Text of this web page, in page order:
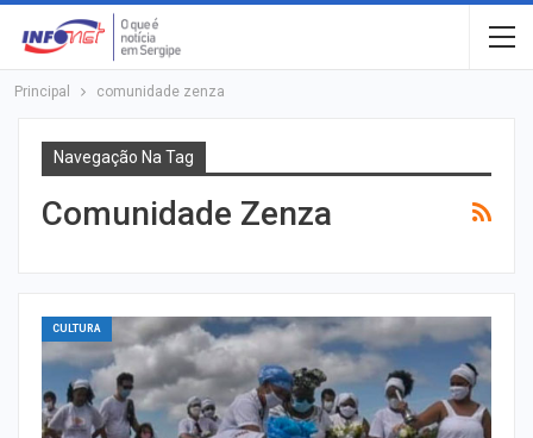
Principal comunidade zenza
Navegação Na Tag
Comunidade Zenza
CULTURA